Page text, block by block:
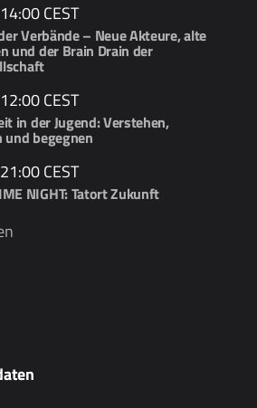
14:00CEST
Verbände – Neue Akteure, alte
und der Brain Drain der
12:00CEST
in der Jugend: Verstehen,
und begegnen
21:00CEST
NIGHT: Tatort Zukunft